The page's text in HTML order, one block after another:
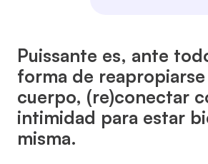
Puissante es, ante
forma de
cuerpo, (re)conectar
intimidad para estar
misma.